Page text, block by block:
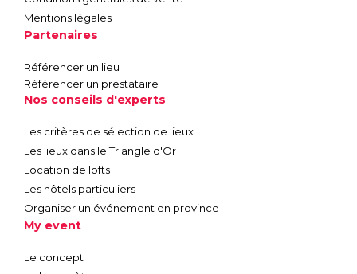
Mentions légales
Partenaires
Référencer un lieu
Référencer un prestataire
Nos conseils d'experts
Les critères de sélection de lieux
Les lieux dans le Triangle d'Or
Location de lofts
Les hôtels particuliers
Organiser un événement en province
My event
Le concept